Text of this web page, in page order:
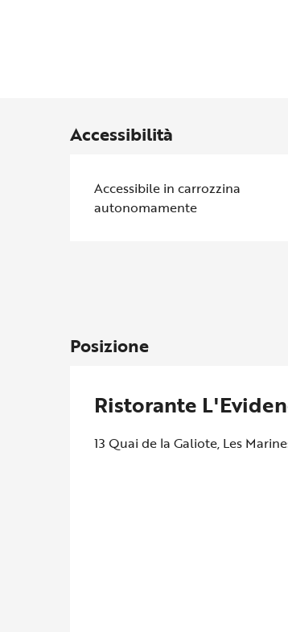
Accessibilità
Accessibile in carrozzina
autonomamente
Posizione
Ristorante
13 Quai de la Galiote, Les